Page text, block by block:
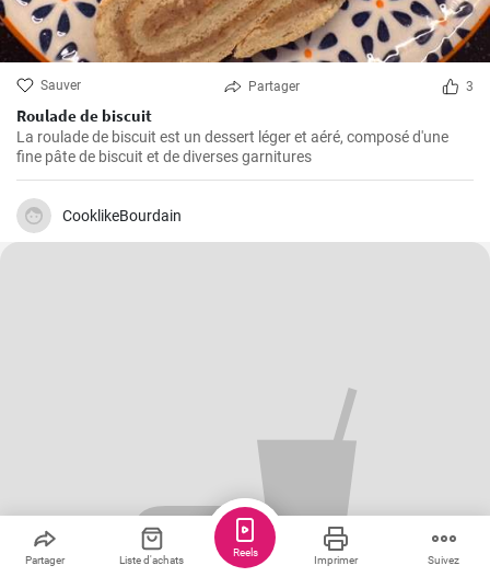
Sauver Partager 3
Roulade de biscuit
La roulade de biscuit est un dessert léger et aéré, composé d'une
fine pâte de biscuit et de diverses garnitures
CooklikeBourdain
Partager Liste d'achats Imprimer Suivez
Reels